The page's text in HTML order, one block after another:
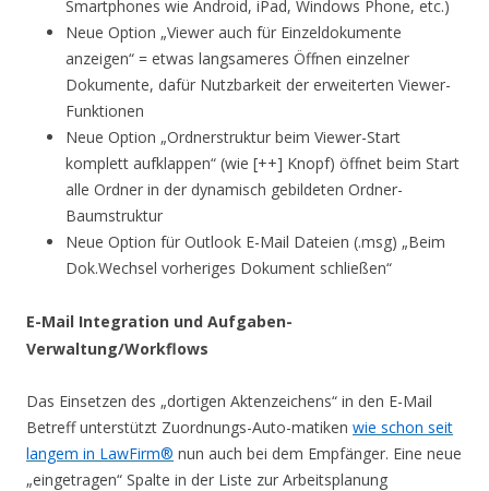
Smartphones wie Android, iPad, Windows Phone, etc.)
Neue Option „Viewer auch für Einzeldokumente
anzeigen“ = etwas langsameres Öffnen einzelner
Dokumente, dafür Nutzbarkeit der erweiterten Viewer-
Funktionen
Neue Option „Ordnerstruktur beim Viewer-Start
komplett aufklappen“ (wie [++] Knopf) öffnet beim Start
alle Ordner in der dynamisch gebildeten Ordner-
Baumstruktur
Neue Option für Outlook E-Mail Dateien (.msg) „Beim
Dok.Wechsel vorheriges Dokument schließen“
E-Mail Integration und Aufgaben-
Verwaltung/Workflows
Das Einsetzen des „dortigen Aktenzeichens“ in den E-Mail
Betreff unterstützt Zuordnungs-Auto-matiken wie schon seit
langem in LawFirm® nun auch bei dem Empfänger. Eine neue
„eingetragen“ Spalte in der Liste zur Arbeitsplanung